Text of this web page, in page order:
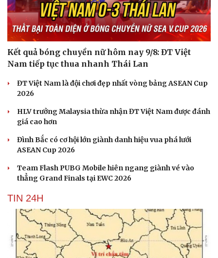
Săn Tour
check-in
Đọc truyện đêm khuya
Cửa sổ tình yêu
Kể chuyện cho bé
Hạt giống tâm hồn
Kết quả bóng chuyền nữ hôm nay 9/8: ĐT Việt
Nam tiếp tục thua nhanh Thái Lan
ĐT Việt Nam là đội chơi đẹp nhất vòng bảng ASEAN Cup
2026
HLV trưởng Malaysia thừa nhận ĐT Việt Nam được đánh
giá cao hơn
Đình Bắc có cơ hội lớn giành danh hiệu vua phá lưới
ASEAN Cup 2026
Team Flash PUBG Mobile hiên ngang giành vé vào
thẳng Grand Finals tại EWC 2026
TIN 24H